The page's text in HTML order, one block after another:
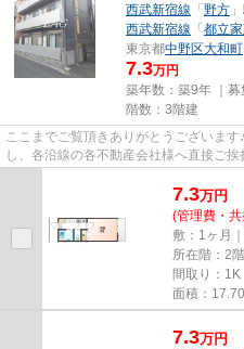
西武新宿線 「 野方
西武新宿線 「 都立
東京都中野区大和町
7.3万円
築年数：築9年 ｜募
階数：3階建
ここまでご覧頂きありがとうございま
し、各沿線の各不動産会社様へ直接ご
7.3万円
(管理費・
敷：1ヶ月
所在階：2階
間取り：1K
面積：
7.3万円